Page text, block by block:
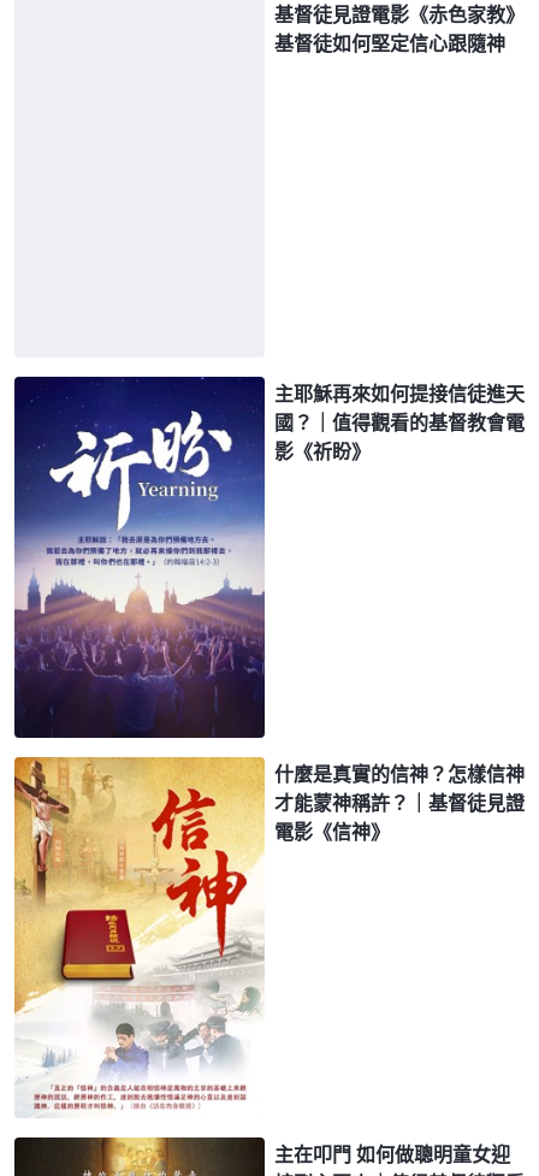
基督徒見證電影《赤色家教》
基督徒如何堅定信心跟隨神
主耶穌再來如何提接信徒進天
國？｜值得觀看的基督教會電
影《祈盼》
什麼是真實的信神？怎樣信神
才能蒙神稱許？｜基督徒見證
電影《信神》
主在叩門 如何做聰明童女迎